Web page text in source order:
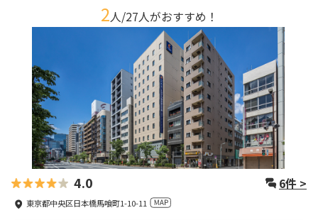
2人/27人がおすすめ！
4.0 6件 >
東京都中央区日本橋馬喰町1-10-11